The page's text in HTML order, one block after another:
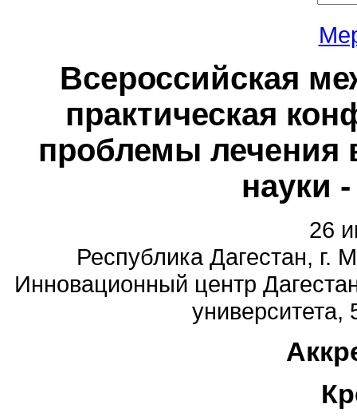
Всероссийская
практическая
проблемы лечения
науки
26
Республика Дагестан, г.
Инновационный центр
университета,